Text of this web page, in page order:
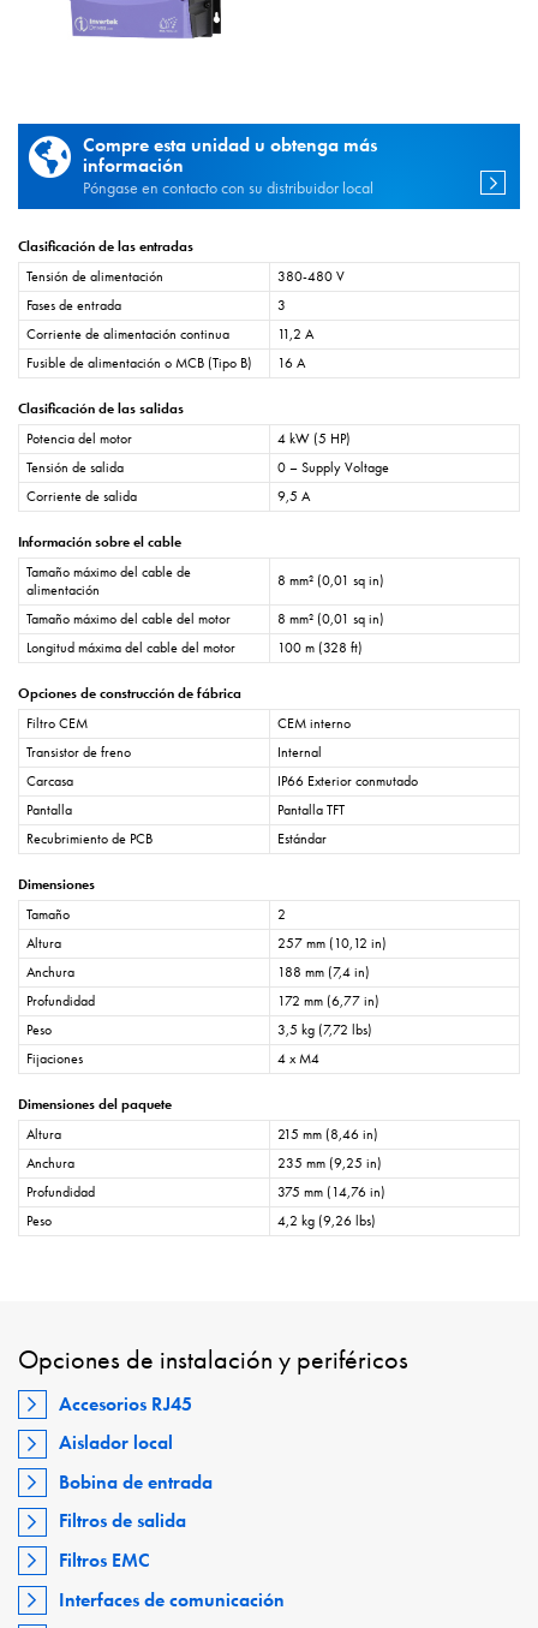
Compre esta unidad u obtenga más
información
Póngase en contacto con su distribuidor local
Clasificación de las entradas
Tensión de alimentación
380-480 V
Fases de entrada
3
Corriente de alimentación continua
11,2 A
Fusible de alimentación o MCB (Tipo B)
16 A
Clasificación de las salidas
Potencia del motor
4 kW (5 HP)
Tensión de salida
0 – Supply Voltage
Corriente de salida
9,5 A
Información sobre el cable
Tamaño máximo del cable de
alimentación
8 mm² (0,01 sq in)
Tamaño máximo del cable del motor
8 mm² (0,01 sq in)
Longitud máxima del cable del motor
100 m (328 ft)
Opciones de construcción de fábrica
Filtro CEM
CEM interno
Transistor de freno
Internal
Carcasa
IP66 Exterior conmutado
Pantalla
Pantalla TFT
Recubrimiento de PCB
Estándar
Dimensiones
Tamaño
2
Altura
257 mm (10,12 in)
Anchura
188 mm (7,4 in)
Profundidad
172 mm (6,77 in)
Peso
3,5 kg (7,72 lbs)
Fijaciones
4 x M4
Dimensiones del paquete
Altura
215 mm (8,46 in)
Anchura
235 mm (9,25 in)
Profundidad
375 mm (14,76 in)
Peso
4,2 kg (9,26 lbs)
Opciones de instalación y periféricos
Accesorios RJ45
Aislador local
Bobina de entrada
Filtros de salida
Filtros EMC
Interfaces de comunicación